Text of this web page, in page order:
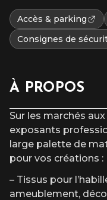
Accès & parking
Consignes de
À PROPOS
Sur les marchés
exposants
large palette de
pour vos créations :
– Tissus pour
ameublement,